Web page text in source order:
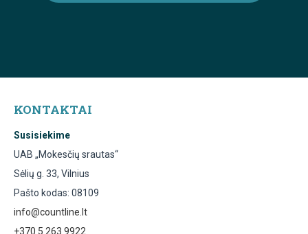
KONTAKTAI
Susisiekime
UAB „Mokesčių srautas“
Sėlių g. 33, Vilnius
Pašto kodas: 08109
info@countline.lt
+370 5 263 9922